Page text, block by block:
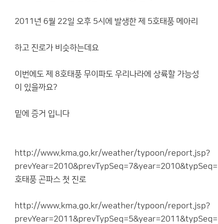
2011년 6월 22일 오후 5시에 발생한 제 5호태풍 메아리
하고 진로가 비슷하는데요
이번에도 제 8호태풍 무이파도 우리나라에 상륙할 가능성
이 있을까요?
밑에 증거 입니다
http://www.kma.go.kr/weather/typoon/report.jsp?
호태풍 곤파스 첫 진로
http://www.kma.go.kr/weather/typoon/report.jsp?